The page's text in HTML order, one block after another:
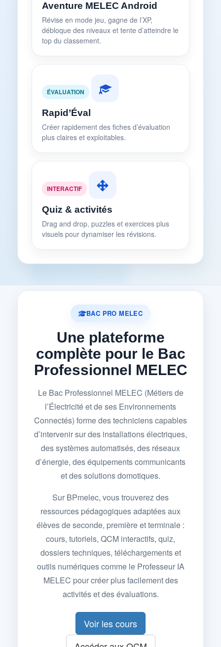
Aventure MELEC Android
Révise en mode jeu, gagne de l’XP,
débloque des niveaux et tente d’atteindre le
top du classement.
ÉVALUATION
Rapid’Éval
Créer rapidement des fiches d’évaluation
plus claires et exploitables.
INTERACTIF
Quiz & activités
Drag and drop, puzzles et exercices plus
visuels pour dynamiser les révisions.
BAC PRO MELEC
Une plateforme
complète pour le Bac
Professionnel MELEC
Le Bac Professionnel MELEC (Métiers de
l’Électricité et de ses Environnements
Connectés) forme des techniciens capables
d’intervenir sur des installations électriques,
des systèmes automatisés, des réseaux
d’énergie, des équipements communicants
et des solutions domotiques.
Sur BPmelec, vous trouverez des
ressources pédagogiques adaptées aux
élèves de seconde, première et terminale :
cours, tutoriels, QCM interactifs, quiz,
dossiers techniques, téléchargements et
outils numériques comme le Professeur IA
MELEC pour créer plus facilement des
activités et des évaluations.
Voir les cours